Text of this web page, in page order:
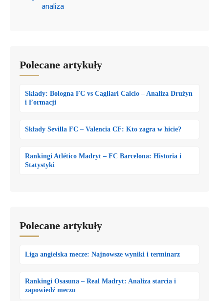
analiza
Polecane artykuły
Składy: Bologna FC vs Cagliari Calcio – Analiza Drużyn
i Formacji
Składy Sevilla FC – Valencia CF: Kto zagra w hicie?
Rankingi Atlético Madryt – FC Barcelona: Historia i
Statystyki
Polecane artykuły
Liga angielska mecze: Najnowsze wyniki i terminarz
Rankingi Osasuna – Real Madryt: Analiza starcia i
zapowiedź meczu